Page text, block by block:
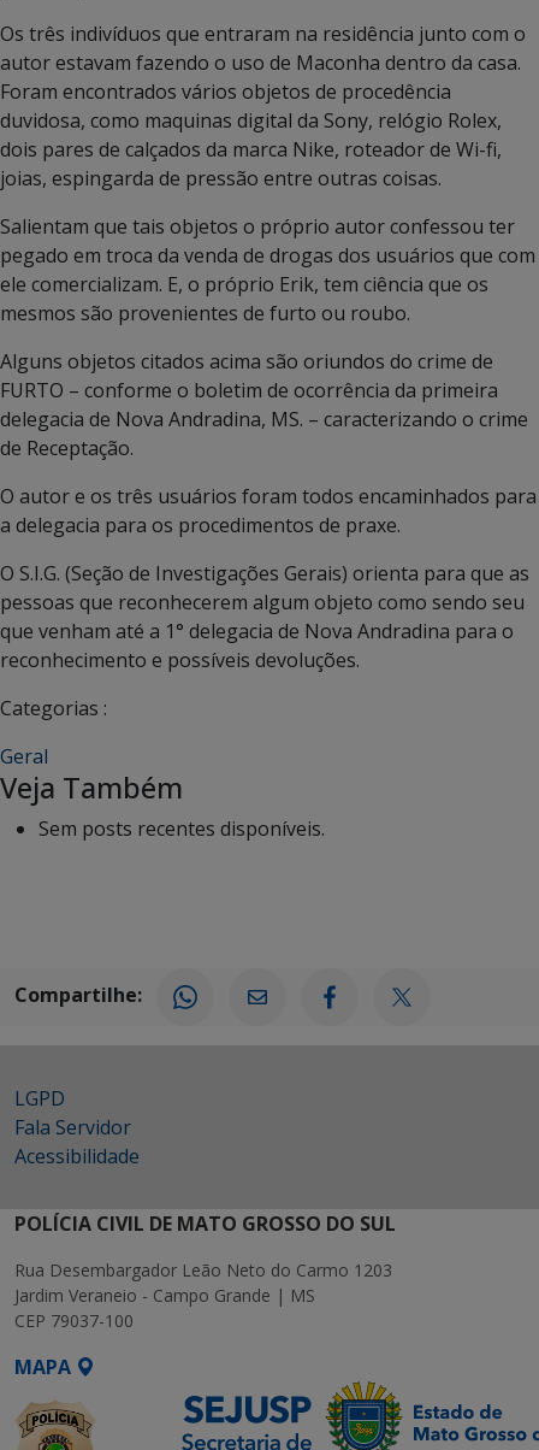
Os três indivíduos que entraram na residência junto com o
autor estavam fazendo o uso de Maconha dentro da casa.
Foram encontrados vários objetos de procedência
duvidosa, como maquinas digital da Sony, relógio Rolex,
dois pares de calçados da marca Nike, roteador de Wi-fi,
joias, espingarda de pressão entre outras coisas.
Salientam que tais objetos o próprio autor confessou ter
pegado em troca da venda de drogas dos usuários que com
ele comercializam. E, o próprio Erik, tem ciência que os
mesmos são provenientes de furto ou roubo.
Alguns objetos citados acima são oriundos do crime de
FURTO – conforme o boletim de ocorrência da primeira
delegacia de Nova Andradina, MS. – caracterizando o crime
de Receptação.
O autor e os três usuários foram todos encaminhados para
a delegacia para os procedimentos de praxe.
O S.I.G. (Seção de Investigações Gerais) orienta para que as
pessoas que reconhecerem algum objeto como sendo seu
que venham até a 1° delegacia de Nova Andradina para o
reconhecimento e possíveis devoluções.
Categorias :
Geral
Veja Também
Sem posts recentes disponíveis.
Compartilhe:
LGPD
Fala Servidor
Acessibilidade
POLÍCIA CIVIL DE MATO GROSSO DO SUL
Rua Desembargador Leão Neto do Carmo 1203
Jardim Veraneio - Campo Grande | MS
CEP 79037-100
MAPA